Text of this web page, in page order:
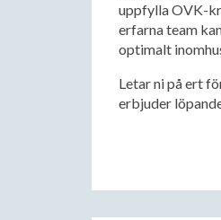
uppfylla OVK-
erfarna team
optimalt
Letar ni på ert
erbjuder